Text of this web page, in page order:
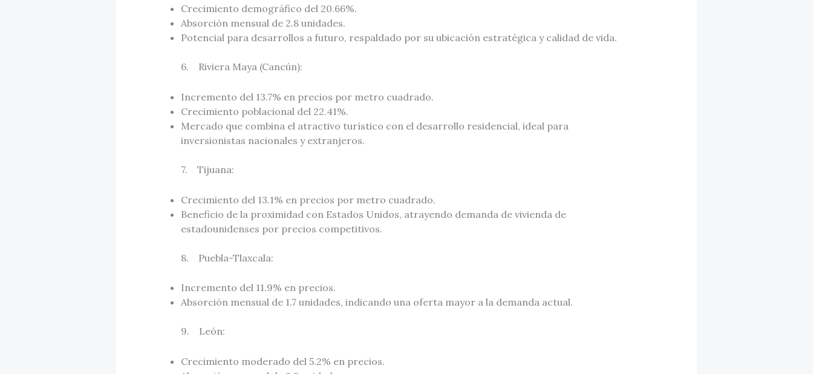
Crecimiento demográfico del 20.66%.
Absorción mensual de 2.8 unidades.
Potencial para desarrollos a futuro, respaldado por su ubicación estratégica y calidad de vida.
6. Riviera Maya (Cancún):
Incremento del 13.7% en precios por metro cuadrado.
Crecimiento poblacional del 22.41%.
Mercado que combina el atractivo turístico con el desarrollo residencial, ideal para
inversionistas nacionales y extranjeros.
7. Tijuana:
Crecimiento del 13.1% en precios por metro cuadrado.
Beneficio de la proximidad con Estados Unidos, atrayendo demanda de vivienda de
estadounidenses por precios competitivos.
8. Puebla-Tlaxcala:
Incremento del 11.9% en precios.
Absorción mensual de 1.7 unidades, indicando una oferta mayor a la demanda actual.
9. León:
Crecimiento moderado del 5.2% en precios.